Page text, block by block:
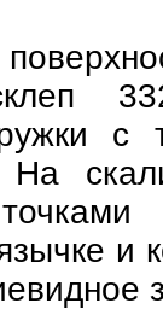
с
На
и